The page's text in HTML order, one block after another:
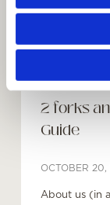
2 forks
Guide
OCTOBER 20,
About us (in